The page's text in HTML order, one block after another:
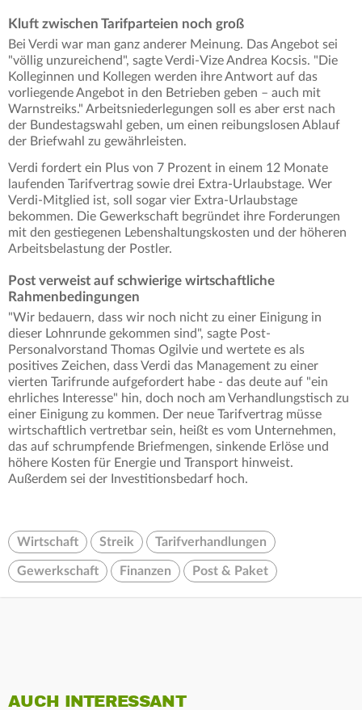
Kluft zwischen Tarifparteien noch groß
Bei Verdi war man ganz anderer Meinung. Das Angebot sei
"völlig unzureichend", sagte Verdi-Vize Andrea Kocsis. "Die
Kolleginnen und Kollegen werden ihre Antwort auf das
vorliegende Angebot in den Betrieben geben – auch mit
Warnstreiks." Arbeitsniederlegungen soll es aber erst nach
der Bundestagswahl geben, um einen reibungslosen Ablauf
der Briefwahl zu gewährleisten.
Verdi fordert ein Plus von 7 Prozent in einem 12 Monate
laufenden Tarifvertrag sowie drei Extra-Urlaubstage. Wer
Verdi-Mitglied ist, soll sogar vier Extra-Urlaubstage
bekommen. Die Gewerkschaft begründet ihre Forderungen
mit den gestiegenen Lebenshaltungskosten und der höheren
Arbeitsbelastung der Postler.
Post verweist auf schwierige wirtschaftliche
Rahmenbedingungen
"Wir bedauern, dass wir noch nicht zu einer Einigung in
dieser Lohnrunde gekommen sind", sagte Post-
Personalvorstand Thomas Ogilvie und wertete es als
positives Zeichen, dass Verdi das Management zu einer
vierten Tarifrunde aufgefordert habe - das deute auf "ein
ehrliches Interesse" hin, doch noch am Verhandlungstisch zu
einer Einigung zu kommen. Der neue Tarifvertrag müsse
wirtschaftlich vertretbar sein, heißt es vom Unternehmen,
das auf schrumpfende Briefmengen, sinkende Erlöse und
höhere Kosten für Energie und Transport hinweist.
Außerdem sei der Investitionsbedarf hoch.
Wirtschaft Streik Tarifverhandlungen
Gewerkschaft Finanzen Post & Paket
AUCH INTERESSANT